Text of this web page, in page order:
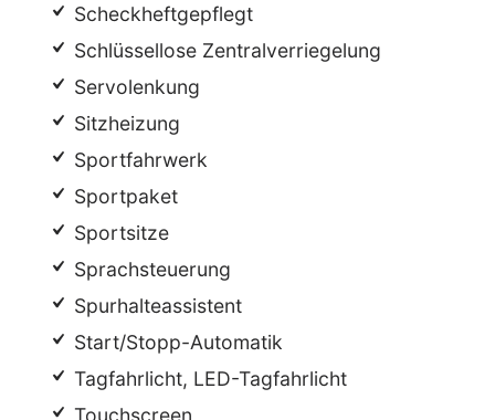
Scheckheftgepflegt
Schlüssellose Zentralverriegelung
Servolenkung
Sitzheizung
Sportfahrwerk
Sportpaket
Sportsitze
Sprachsteuerung
Spurhalteassistent
Start/Stopp-Automatik
Tagfahrlicht, LED-Tagfahrlicht
Touchscreen